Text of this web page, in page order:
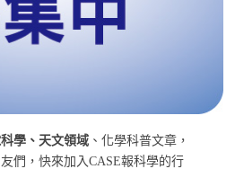
學、天文領域 、化學科普文章，
們，快來加入CASE報科學的行